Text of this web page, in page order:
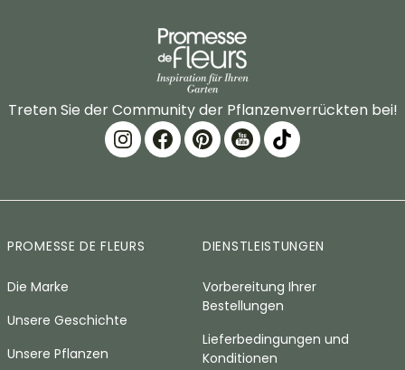
Treten Sie der Community der Pflanzenverrückten bei!
PROMESSE DE FLEURS
Die Marke
Unsere Geschichte
Unsere Pflanzen
DIENSTLEISTUNGEN
Vorbereitung Ihrer
Bestellungen
Lieferbedingungen und
Konditionen